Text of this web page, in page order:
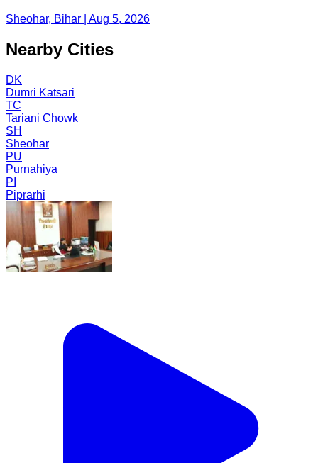
Sheohar, Bihar | Aug 5, 2026
Nearby Cities
DK
Dumri Katsari
TC
Tariani Chowk
SH
Sheohar
PU
Purnahiya
PI
Piprarhi